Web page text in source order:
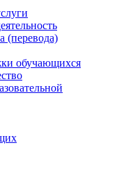
(перевода)
обучающихся